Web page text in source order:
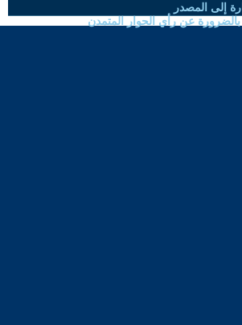
إلى المصدر
بالضرورة عن رأي الحوار المتمدن